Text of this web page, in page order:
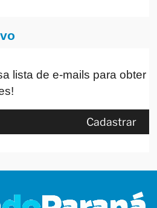
lista de e-mails para obter
Cadastrar